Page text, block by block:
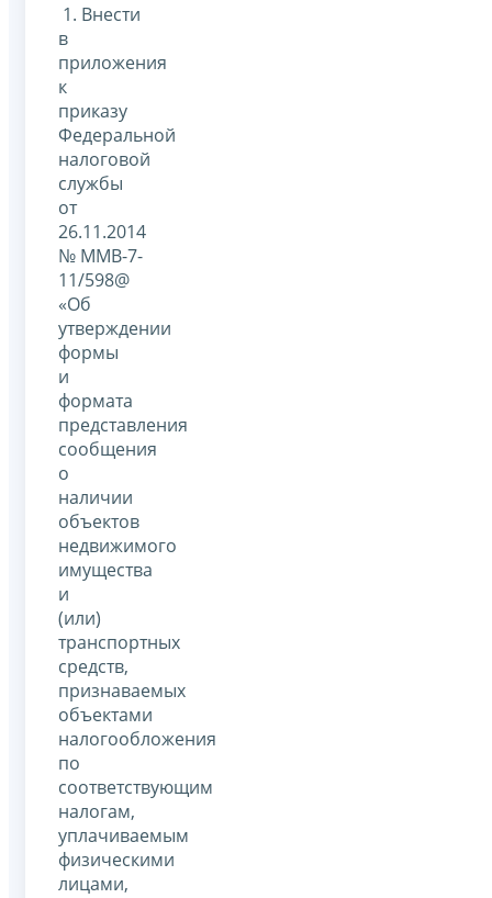
1. Внести
в
приложения
к
приказу
Федеральной
налоговой
службы
от
26.11.2014
№ ММВ-7-
11/598@
«Об
утверждении
формы
и
формата
представления
сообщения
о
наличии
объектов
недвижимого
имущества
и
(или)
транспортных
средств,
признаваемых
объектами
налогообложения
по
соответствующим
налогам,
уплачиваемым
физическими
лицами,